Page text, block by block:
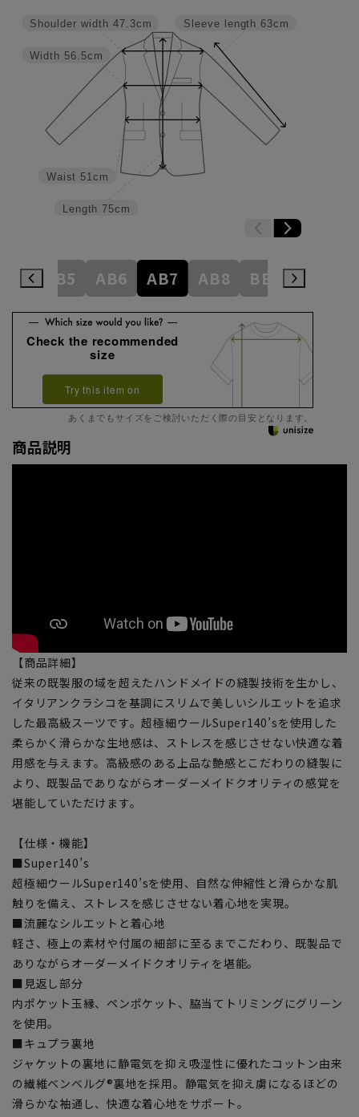
Sleeve length 63cm
Length 75cm
Waist 51cm
Width 56.5cm
Shoulder width 47.3cm
AB5 AB6 AB7 AB8 BE3 BE4
Check the recommended
size
Try this item on
あくまでもサイズをご検討いただく際の目安となります。
商品説明
【商品詳細】
従来の既製服の域を超えたハンドメイドの縫製技術を生かし、
イタリアンクラシコを基調にスリムで美しいシルエットを追求
した最高級スーツです。超極細ウールSuper140’sを使用した
柔らかく滑らかな生地感は、ストレスを感じさせない快適な着
用感を与えます。高級感のある上品な艶感とこだわりの縫製に
より、既製品でありながらオーダーメイドクオリティの感覚を
堪能していただけます。
【仕様・機能】
■Super140’s
超極細ウールSuper140’sを使用、自然な伸縮性と滑らかな肌
触りを備え、ストレスを感じさせない着心地を実現。
■流麗なシルエットと着心地
軽さ、極上の素材や付属の細部に至るまでこだわり、既製品で
ありながらオーダーメイドクオリティを堪能。
■見返し部分
内ポケット玉縁、ペンポケット、脇当てトリミングにグリーン
を使用。
■キュプラ裏地
ジャケットの裏地に静電気を抑え吸湿性に優れたコットン由来
の繊維ベンベルグ®裏地を採用。静電気を抑え虜になるほどの
滑らかな袖通し、快適な着心地をサポート。